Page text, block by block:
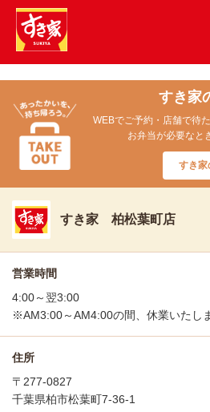
すき家
WEBでご予約・店舗で待
お弁当が必要なと
すき家
すき家 柏松葉町店
営業時間
4:00～翌3:00
※AM3:00～AM4:00の間、休業いたし
住所
〒277-0827
千葉県柏市松葉町7-36-1